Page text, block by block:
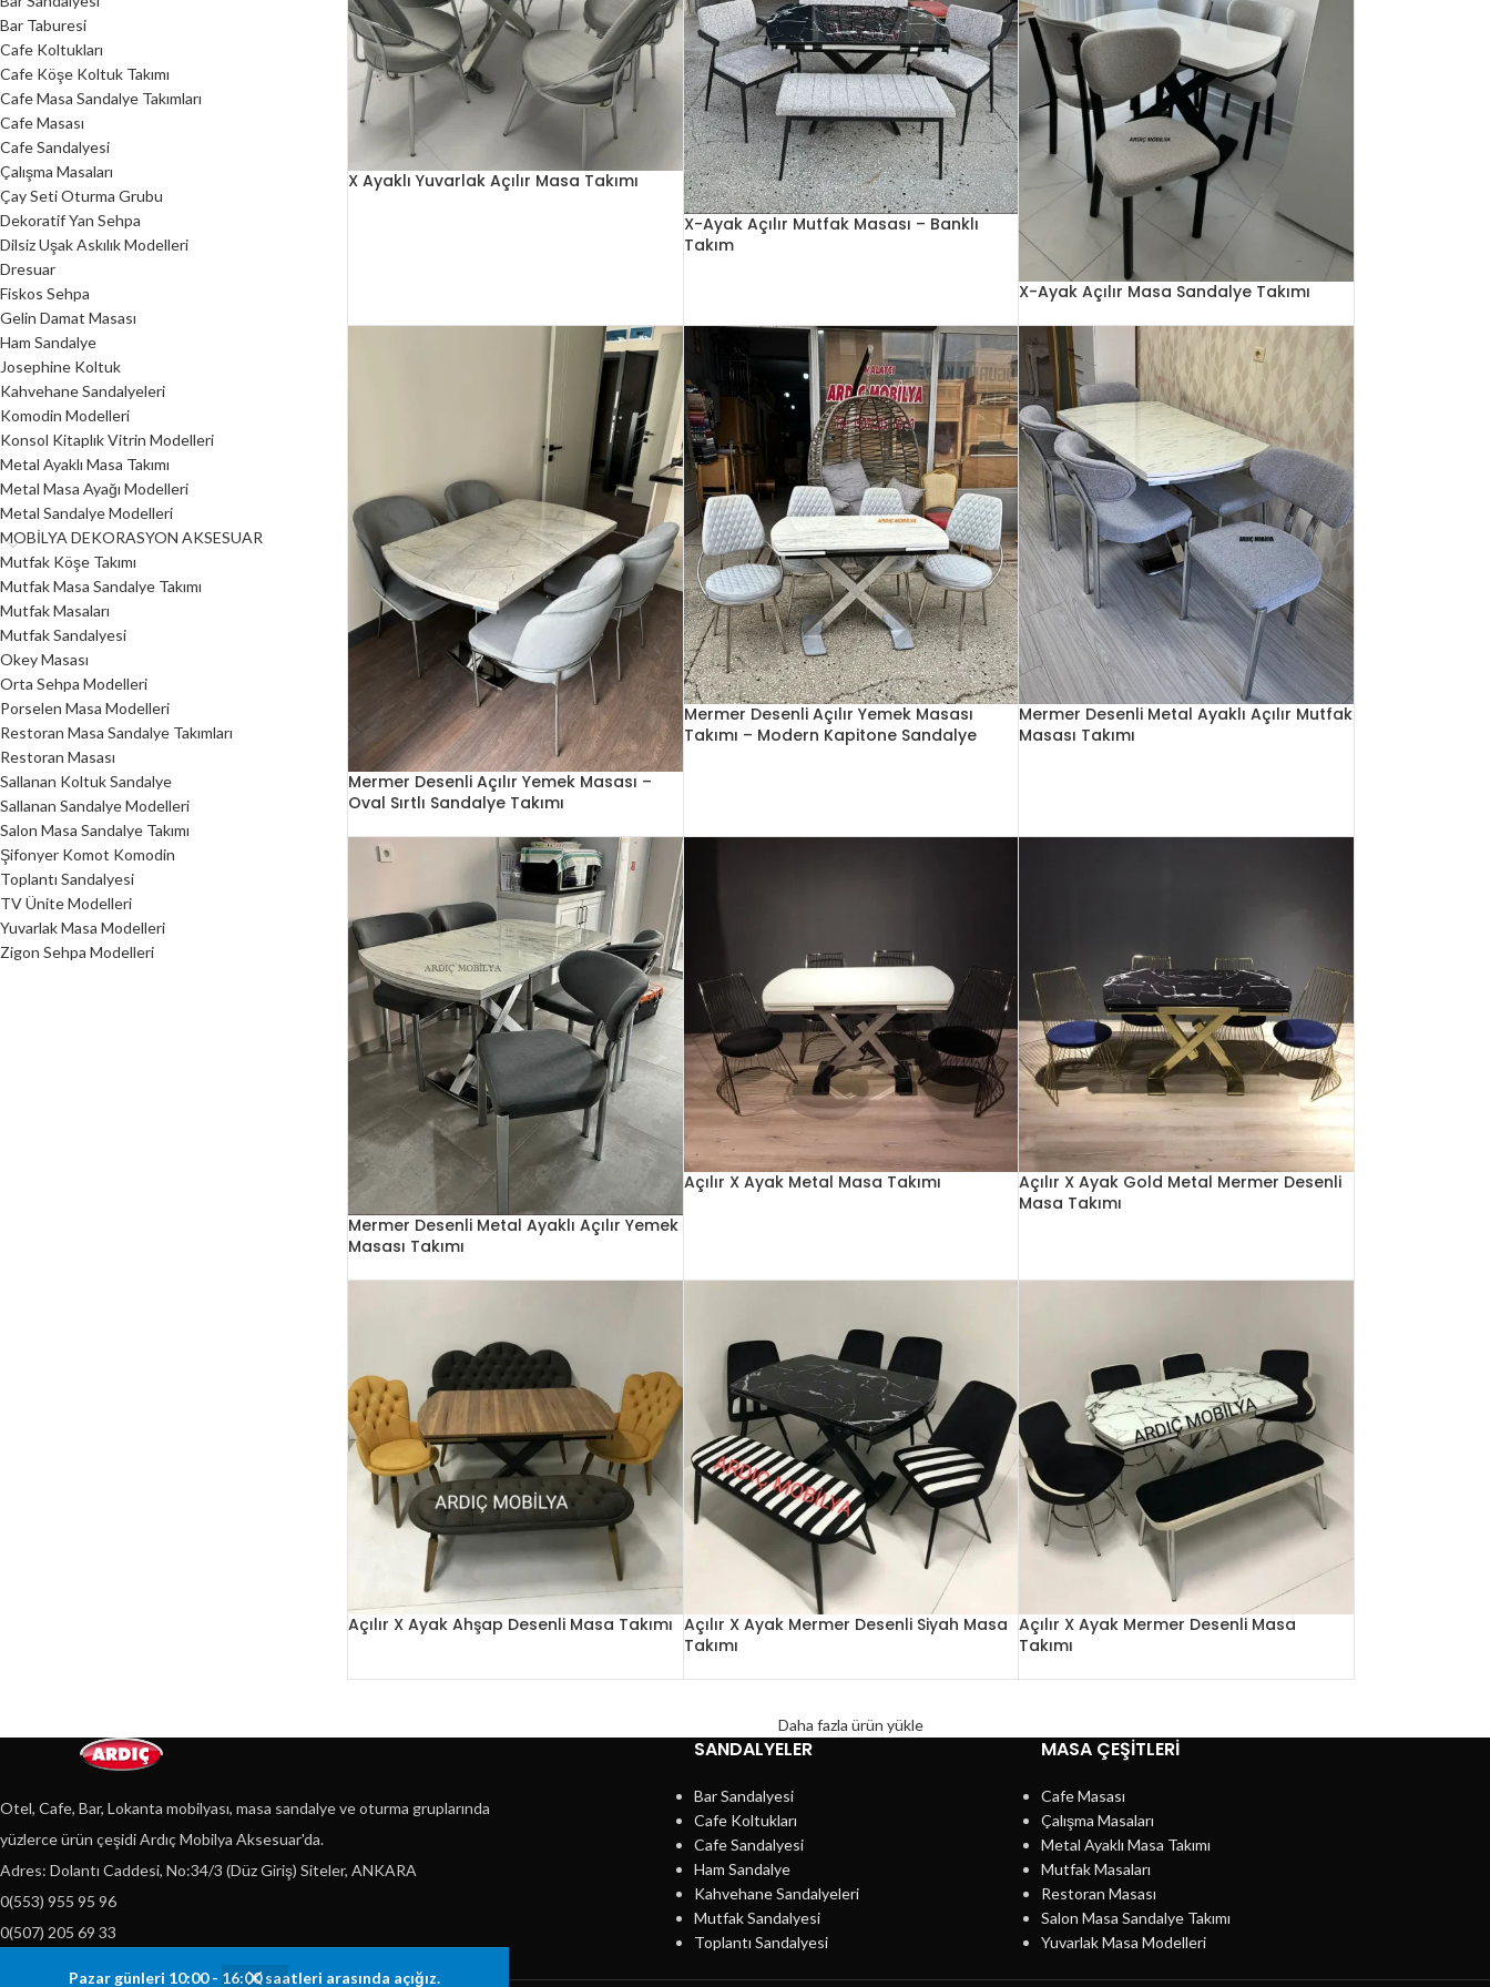
Pazar günleri 10:00 - 16:00 saatleri arasında açığız.
Bar Taburesi
Cafe Koltukları
Cafe Köşe Koltuk Takımı
Cafe Masa Sandalye Takımları
Cafe Masası
Cafe Sandalyesi
Çalışma Masaları
Çay Seti Oturma Grubu
Dekoratif Yan Sehpa
Dilsiz Uşak Askılık Modelleri
Dresuar
Fiskos Sehpa
Gelin Damat Masası
Ham Sandalye
Josephine Koltuk
Kahvehane Sandalyeleri
Komodin Modelleri
Konsol Kitaplık Vitrin Modelleri
Metal Ayaklı Masa Takımı
Metal Masa Ayağı Modelleri
Metal Sandalye Modelleri
MOBİLYA DEKORASYON AKSESUAR
Mutfak Köşe Takımı
Mutfak Masa Sandalye Takımı
Mutfak Masaları
Mutfak Sandalyesi
Okey Masası
Orta Sehpa Modelleri
Porselen Masa Modelleri
Restoran Masa Sandalye Takımları
Restoran Masası
Sallanan Koltuk Sandalye
Sallanan Sandalye Modelleri
Salon Masa Sandalye Takımı
Şifonyer Komot Komodin
Toplantı Sandalyesi
TV Ünite Modelleri
Yuvarlak Masa Modelleri
Zigon Sehpa Modelleri
X Ayaklı Yuvarlak Açılır Masa Takımı
X-Ayak Açılır Mutfak Masası – Banklı
Takım
X-Ayak Açılır Masa Sandalye Takımı
Mermer Desenli Açılır Yemek Masası –
Oval Sırtlı Sandalye Takımı
Mermer Desenli Açılır Yemek Masası
Takımı – Modern Kapitone Sandalye
Mermer Desenli Metal Ayaklı Açılır Mutfak
Masası Takımı
Mermer Desenli Metal Ayaklı Açılır Yemek
Masası Takımı
Açılır X Ayak Metal Masa Takımı
Açılır X Ayak Gold Metal Mermer Desenli
Masa Takımı
Açılır X Ayak Ahşap Desenli Masa Takımı Açılır X Ayak Mermer Desenli Siyah Masa
Takımı
Açılır X Ayak Mermer Desenli Masa
Takımı
Daha fazla ürün yükle
Otel, Cafe, Bar, Lokanta mobilyası, masa sandalye ve oturma gruplarında
yüzlerce ürün çeşidi Ardıç Mobilya Aksesuar'da.
Adres: Dolantı Caddesi, No:34/3 (Düz Giriş) Siteler, ANKARA
0(553) 955 95 96
0(507) 205 69 33
SANDALYELER
Bar Sandalyesi
Cafe Koltukları
Cafe Sandalyesi
Ham Sandalye
Kahvehane Sandalyeleri
Mutfak Sandalyesi
Toplantı Sandalyesi
MASA ÇEŞİTLERİ
Cafe Masası
Çalışma Masaları
Metal Ayaklı Masa Takımı
Mutfak Masaları
Restoran Masası
Salon Masa Sandalye Takımı
Yuvarlak Masa Modelleri